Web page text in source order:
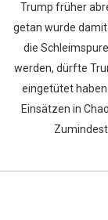
Trump früher
getan wurde
die
werden, dürfte
eingetütet
Einsätzen in